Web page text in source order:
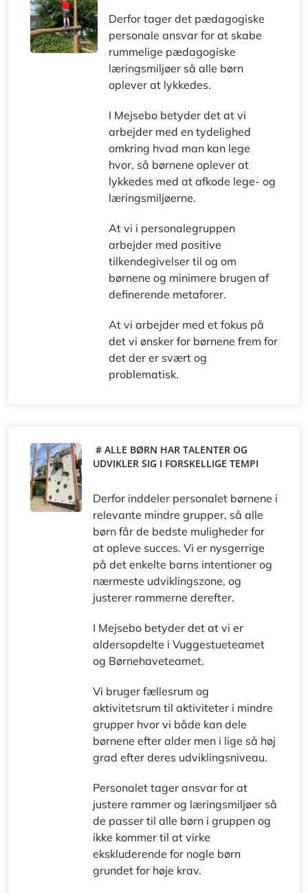
Derfor tager det pædagogiske
personale ansvar for at skabe
rummelige pædagogiske
læringsmiljøer så alle børn
oplever at lykkedes.
I Mejsebo betyder det at vi
arbejder med en tydelighed
omkring hvad man kan lege
hvor, så børnene oplever at
lykkedes med at afkode lege- og
læringsmiljøerne.
At vi i personalegruppen
arbejder med positive
tilkendegivelser til og om
børnene og minimere brugen af
definerende metaforer.
At vi arbejder med et fokus på
det vi ønsker for børnene frem for
det der er svært og
problematisk.
# ALLE BØRN HAR TALENTER OG
UDVIKLER SIG I FORSKELLIGE TEMPI
Derfor inddeler personalet børnene i
relevante mindre grupper, så alle
børn får de bedste muligheder for
at opleve succes. Vi er nysgerrige
på det enkelte barns intentioner og
nærmeste udviklingszone, og
justerer rammerne derefter.
I Mejsebo betyder det at vi er
aldersopdelte i Vuggestueteamet
og Børnehaveteamet.
Vi bruger fællesrum og
aktivitetsrum til aktiviteter i mindre
grupper hvor vi både kan dele
børnene efter alder men i lige så høj
grad efter deres udviklingsniveau.
Personalet tager ansvar for at
justere rammer og læringsmiljøer så
de passer til alle børn i gruppen og
ikke kommer til at virke
ekskluderende for nogle børn
grundet for høje krav.